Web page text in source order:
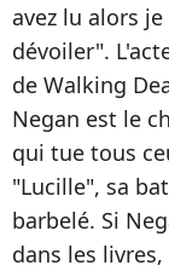
avez lu alors
dévoiler".
de Walking
Negan est le
qui tue tous
"Lucille", sa
barbelé. Si
dans les